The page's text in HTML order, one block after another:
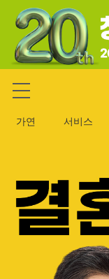
가연 서비스